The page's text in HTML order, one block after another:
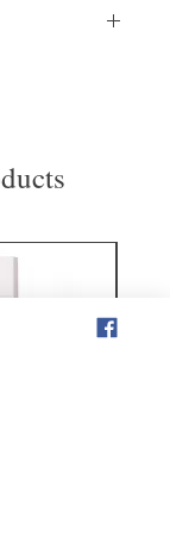
通過電子郵件